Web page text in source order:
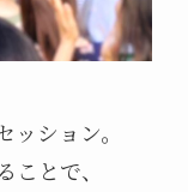
ション。
とで、